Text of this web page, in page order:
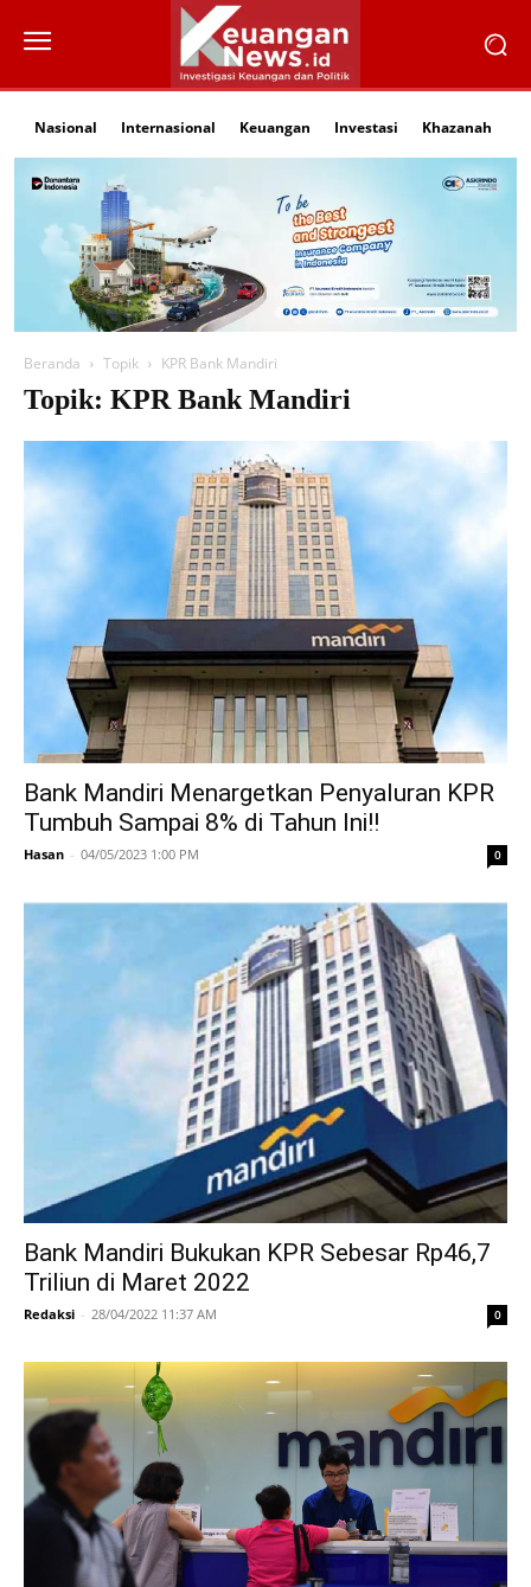
Nasional Internasional Keuangan Investasi Khazanah
Beranda Topik KPR Bank Mandiri
Topik: KPR Bank Mandiri
Bank Mandiri Menargetkan Penyaluran KPR
Tumbuh Sampai 8% di Tahun Ini!!
Hasan - 04/05/2023 1:00 PM 0
Bank Mandiri Bukukan KPR Sebesar Rp46,7
Triliun di Maret 2022
Redaksi - 28/04/2022 11:37 AM 0